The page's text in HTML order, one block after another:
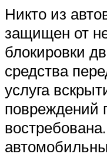
Никто из
защищен от
блокировки
средства
услуга
повреждений